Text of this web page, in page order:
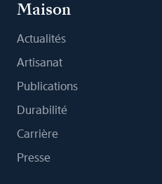
Maison
Actualités
Artisanat
Publications
Durabilité
Carrière
Presse